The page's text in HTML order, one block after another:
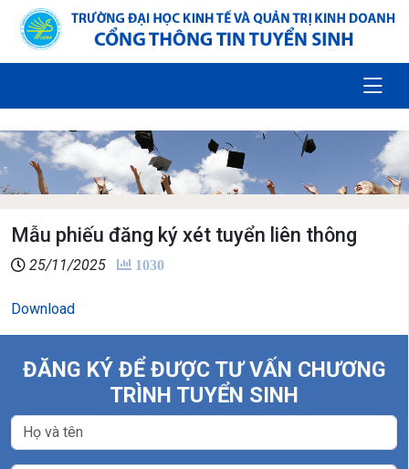
Mẫu phiếu đăng ký xét tuyển liên thông
25/11/2025 1030
Download
ĐĂNG KÝ ĐỂ ĐƯỢC TƯ VẤN CHƯƠNG
TRÌNH TUYỂN SINH